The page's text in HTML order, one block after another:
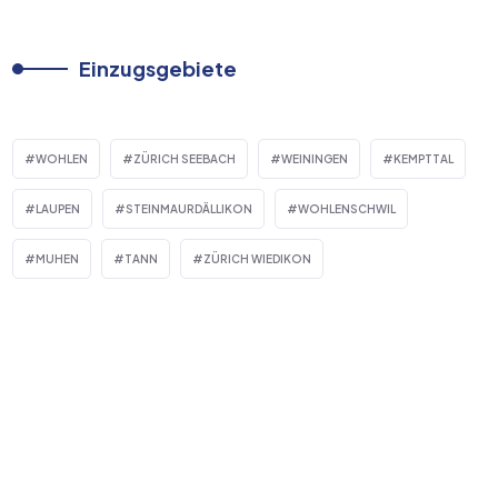
Einzugsgebiete
WOHLEN ZÜRICH SEEBACH WEININGEN KEMPTTAL
LAUPEN STEINMAURDÄLLIKON WOHLENSCHWIL
MUHEN TANN ZÜRICH WIEDIKON